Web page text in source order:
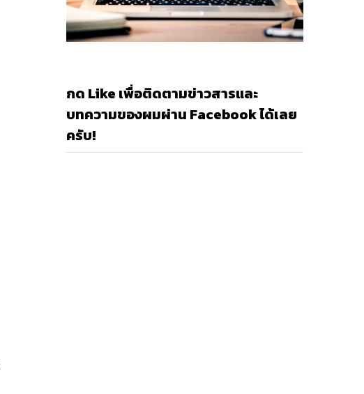
กด Like เพื่อติดตามข่าวสารและ
บทความของผมผ่าน Facebook ได้เลย
ครับ!